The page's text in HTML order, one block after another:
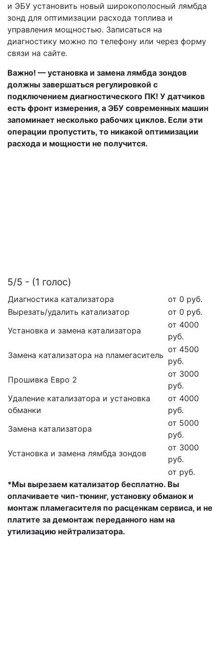
и ЭБУ установить новый широкополосный лямбда
зонд для оптимизации расхода топлива и
управления мощностью. Записаться на
диагностику можно по телефону или через форму
связи на сайте.
Важно! — установка и замена лямбда зондов
должны завершаться регулировкой с
подключением диагностического ПК! У датчиков
есть фронт измерения, а ЭБУ современных машин
запоминает несколько рабочих циклов. Если эти
операции пропустить, то никакой оптимизации
расхода и мощности не получится.
5/5 - (1 голос)
Диагностика катализатора
от 0 руб.
Вырезать/удалить катализатор
от 0 руб.
Установка и замена катализатора
от 4000
руб.
Замена катализатора на пламегаситель
от 4500
руб.
Прошивка Евро 2
от 3000
руб.
Удаление катализатора и установка
обманки
от 4000
руб.
Замена катализатора
от 5000
руб.
Установка и замена лямбда зондов
от 3000
руб.
от руб.
*Мы вырезаем катализатор бесплатно. Вы
оплачиваете чип-тюнинг, установку обманок и
монтаж пламегасителя по расценкам сервиса, и не
платите за демонтаж переданного нам на
утилизацию нейтрализатора.